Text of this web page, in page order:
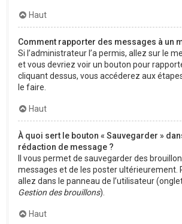
Haut
Comment rapporter des messages à un
Si l’administrateur l’a permis, allez sur le
et vous devriez voir un bouton pour
cliquant dessus, vous accéderez aux
le faire.
Haut
À quoi sert le bouton « Sauvegarder »
rédaction de message ?
Il vous permet de sauvegarder des
messages et de les poster ultérieurement.
allez dans le panneau de l’utilisateur
Gestion des brouillons).
Haut